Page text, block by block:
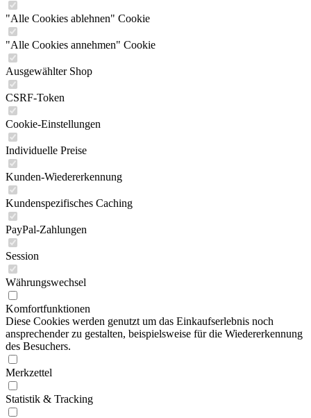
"Alle Cookies ablehnen" Cookie
"Alle Cookies annehmen" Cookie
Ausgewählter Shop
CSRF-Token
Cookie-Einstellungen
Individuelle Preise
Kunden-Wiedererkennung
Kundenspezifisches Caching
PayPal-Zahlungen
Session
Währungswechsel
Komfortfunktionen
Diese Cookies werden genutzt um das Einkaufserlebnis noch
ansprechender zu gestalten, beispielsweise für die Wiedererkennung
des Besuchers.
Merkzettel
Statistik & Tracking